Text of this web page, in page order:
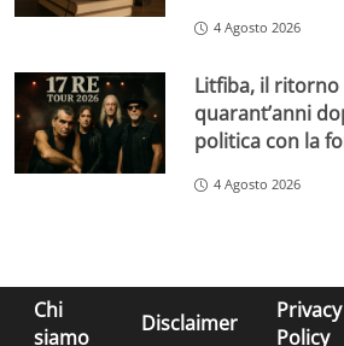
4 Agosto 2026
Litfiba, il ritorno
quarant’anni
politica con la
4 Agosto 2026
Chi
siamo
Disclaimer
Privacy
Policy